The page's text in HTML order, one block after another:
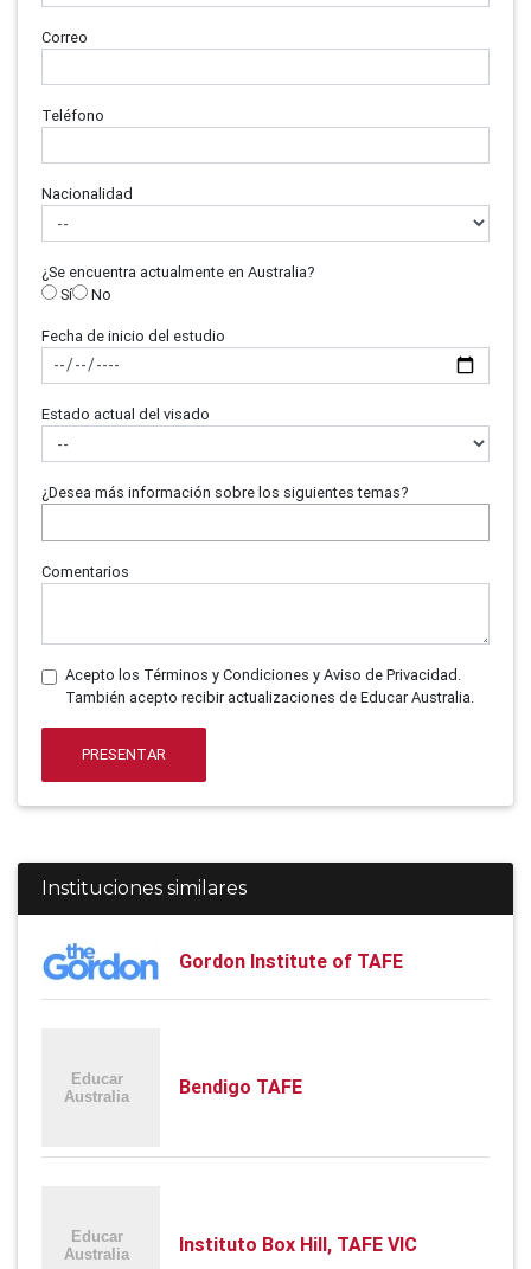
Correo
Teléfono
Nacionalidad
¿Se encuentra actualmente en Australia?
Sí
No
Fecha de inicio del estudio
Estado actual del visado
¿Desea más información sobre los siguientes temas?
Comentarios
Acepto los Términos y Condiciones y Aviso de Privacidad.
También acepto recibir actualizaciones de Educar Australia.
PRESENTAR
Instituciones similares
Gordon Institute of TAFE
Bendigo TAFE
Instituto Box Hill, TAFE VIC